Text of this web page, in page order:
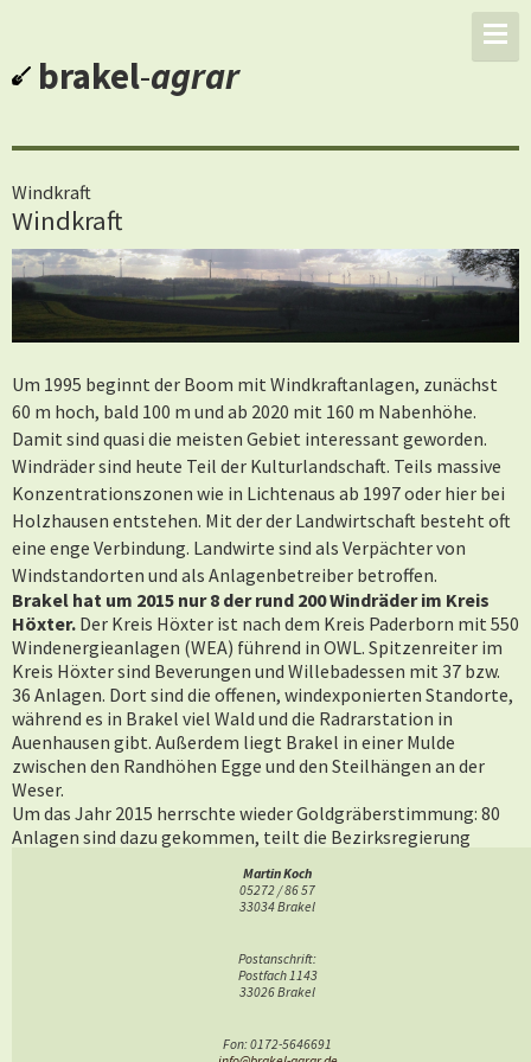
brakel-agrar
Windkraft
Windkraft
Um 1995 beginnt der Boom mit Windkraftanlagen, zunächst
60 m hoch, bald 100 m und ab 2020 mit 160 m Nabenhöhe.
Damit sind quasi die meisten Gebiet interessant geworden.
Windräder sind heute Teil der Kulturlandschaft. Teils massive
Konzentrationszonen wie in Lichtenaus ab 1997 oder hier bei
Holzhausen entstehen. Mit der der Landwirtschaft besteht oft
eine enge Verbindung. Landwirte sind als Verpächter von
Windstandorten und als Anlagenbetreiber betroffen.
Brakel hat um 2015 nur 8 der rund 200 Windräder im Kreis
Höxter. Der Kreis Höxter ist nach dem Kreis Paderborn mit 550
Windenergieanlagen (WEA) führend in OWL. Spitzenreiter im
Kreis Höxter sind Beverungen und Willebadessen mit 37 bzw.
36 Anlagen. Dort sind die offenen, windexponierten Standorte,
während es in Brakel viel Wald und die Radrarstation in
Auenhausen gibt. Außerdem liegt Brakel in einer Mulde
zwischen den Randhöhen Egge und den Steilhängen an der
Weser.
Um das Jahr 2015 herrschte wieder Goldgräberstimmung: 80
Anlagen sind dazu gekommen, teilt die Bezirksregierung
Neuanträge vorliegen, aber 3 Anlagen sollen repowert werden.
Der Mindestabstand von Windenergieanlagen wird 2017 von
Damit entspannt sich die teils aufgeregte Diskussion in den
Städten Höxter, Marienmünster und Steinheim. Landesweit
verringert sich die Fläche für Windkraftanlagen um 80
Wie es im Kreis aussieht (mit Foto von Hollzhausen), zeigt der
Martin Koch
05272 / 86 57
33034 Brakel
Postanschrift:
Postfach 1143
33026 Brakel
Fon: 0172-5646691